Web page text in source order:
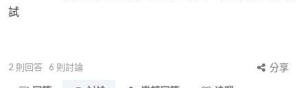
試
2 則回答 6 則討論
分享